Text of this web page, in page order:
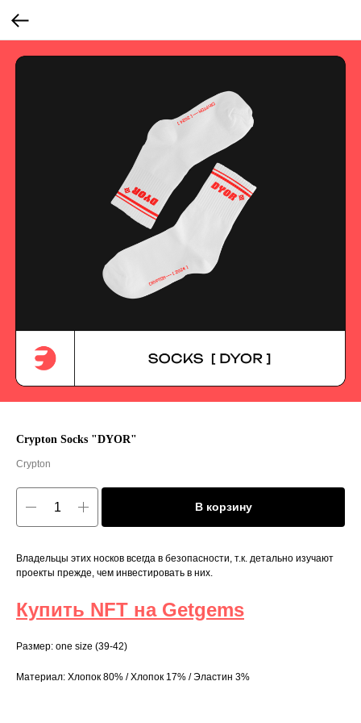
Crypton Socks "DYOR"
Crypton
В корзину
Владельцы этих носков всегда в безопасности, т.к. детально изучают
проекты прежде, чем инвестировать в них.
Купить NFT на Getgems
Размер: one size (39-42)
Материал: Хлопок 80% / Хлопок 17% / Эластин 3%